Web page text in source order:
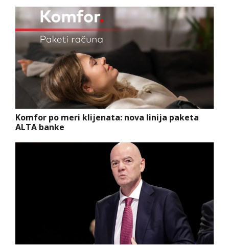
Komfor po meri klijenata: nova linija paketa
ALTA banke